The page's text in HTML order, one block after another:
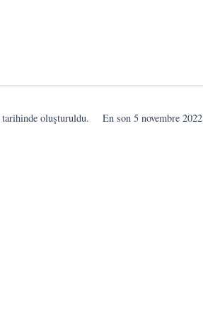
tarihinde oluşturuldu. En son5 novembre 2022